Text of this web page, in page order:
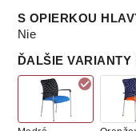
S OPIERKOU
Nie
ĎALŠIE VARIANTY